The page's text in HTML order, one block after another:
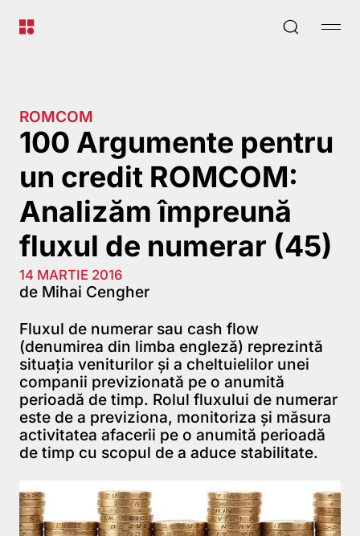
ROMCOM
100 Argumente pentru
un credit ROMCOM:
Analizăm împreună
fluxul de numerar (45)
14 MARTIE 2016
de Mihai Cengher
Fluxul de numerar sau cash flow
(denumirea din limba engleză) reprezintă
situația veniturilor și a cheltuielilor unei
companii previzionată pe o anumită
perioadă de timp. Rolul fluxului de numerar
este de a previziona, monitoriza și măsura
activitatea afacerii pe o anumită perioadă
de timp cu scopul de a aduce stabilitate.